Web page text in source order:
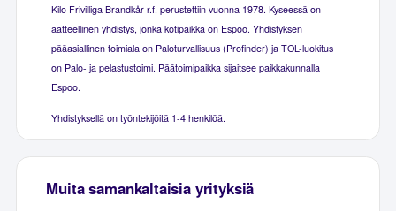
Kilo Frivilliga Brandkår r.f. perustettiin vuonna 1978. Kyseessä on
aatteellinen yhdistys, jonka kotipaikka on Espoo. Yhdistyksen
pääasiallinen toimiala on Paloturvallisuus (Profinder) ja TOL-luokitus
on Palo- ja pelastustoimi. Päätoimipaikka sijaitsee paikkakunnalla
Espoo.
Yhdistyksellä on työntekijöitä 1-4 henkilöä.
Muita samankaltaisia yrityksiä